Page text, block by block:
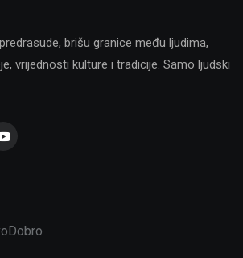
brišu granice među ljudima,
vrijednosti kulture i tradicije. Samo ljudski